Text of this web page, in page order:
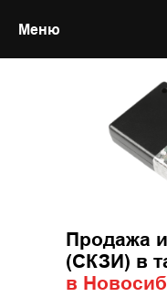
Меню
Продажа
(СКЗИ) в
в